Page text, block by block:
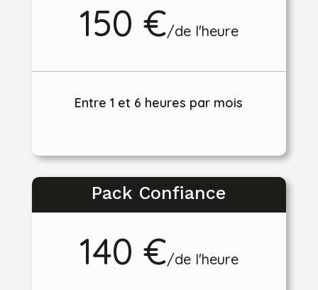
150 €/de l'heure
Entre 1 et 6 heures par mois
Pack Confiance
140 €/de l'heure